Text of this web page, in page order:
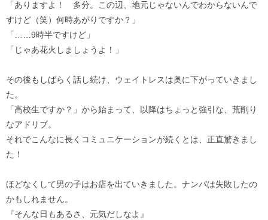
「ありますよ！ 多分。この辺、地元じゃないんでわからないんで
すけど（笑）何時あがりですか？」
「……9時半ですけど」
「じゃあ花火しましょうよ！」
その後もしばらく話し続け、ウェイトレスは奥に下がっていきまし
た。
「高校生ですか？」から始まって、以降はちょっと強引な、荒削り
なアドリブ。
それでこんなに長くコミュニケーションが続くとは、正直驚きまし
た！
ほどなくして男の子はお店を出ていきました。ナンパは失敗したの
かもしれません。
『そんな日もあるさ、元気だしなよ』